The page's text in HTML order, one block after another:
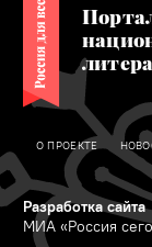
О ПРОЕКТЕ
Разработка сайта
МИА «Россия